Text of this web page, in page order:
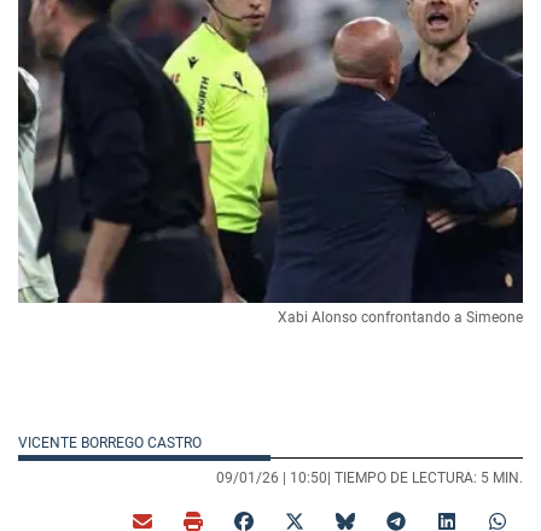
Xabi Alonso confrontando a Simeone
VICENTE BORREGO CASTRO
09/01/26 | 10:50 | TIEMPO DE LECTURA: 5 MIN.